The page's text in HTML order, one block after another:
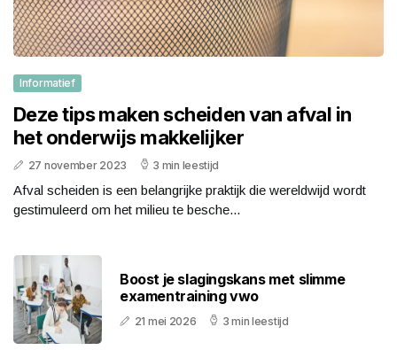
Informatief
Deze tips maken scheiden van afval in
het onderwijs makkelijker
27 november 2023 3 min leestijd
Afval scheiden is een belangrijke praktijk die wereldwijd wordt
gestimuleerd om het milieu te besche...
Boost je slagingskans met slimme
examentraining vwo
21 mei 2026 3 min leestijd